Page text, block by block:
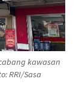
kawasan
RRI/Sasa